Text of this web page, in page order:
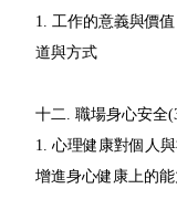
1. 工作的意義與價
道與方式
十二. 職場身心安全
1. 心理健康對個人
增進身心健康上的